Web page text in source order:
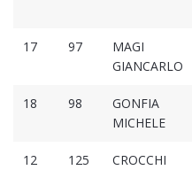
17 97
MAGI
GIANCARLO
18 98
GONFIA
MICHELE
12 125
CROCCHI